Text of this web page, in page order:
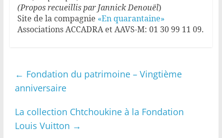
(Propos recueillis par Jannick Denouël)
Site de la compagnie «En quarantaine»
Associations ACCADRA et AAVS-M: 01 30 99 11 09.
← Fondation du patrimoine – Vingtième
anniversaire
La collection Chtchoukine à la Fondation
Louis Vuitton →